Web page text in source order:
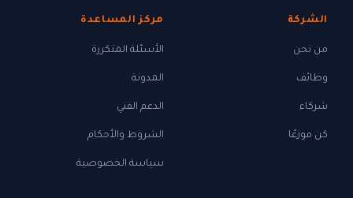
الشركة
من نحن
وظائف
شركاء
كن موزعًا
مركز المساعدة
الأسئلة المتكررة
المدونة
الدعم الفني
الشروط والأحكام
سياسة الخصوصية